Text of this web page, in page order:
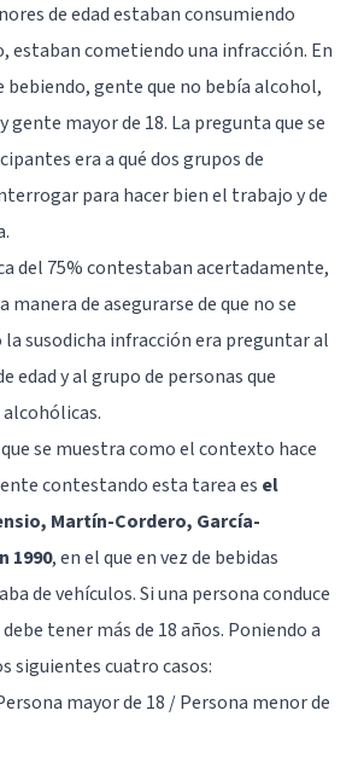
de edad estaban consumiendo
estaban cometiendo una infracción. En
gente que no bebía alcohol,
gente mayor de 18. La pregunta que se
era a qué dos grupos de
para hacer bien el trabajo y de
del 75% contestaban acertadamente,
manera de asegurarse de que no se
susodicha infracción era preguntar al
edad y al grupo de personas que
se muestra como el contexto hace
contestando esta tarea es el
Martín-Cordero, García-
1990, en el que en vez de bebidas
de vehículos. Si una persona conduce
tener más de 18 años. Poniendo a
siguientes cuatro casos:
mayor de 18 / Persona menor de